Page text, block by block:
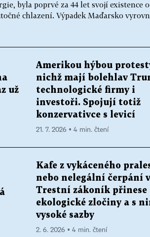
byla poprvé za 44 let svojí existence
chlazení. Výpadek Maďarsko
už
Amerikou hýbou
nichž mají bolehlav
technologické firmy i
investoři. Spojují totiž
konzervativce s levicí
21. 7. 2026 ▪ 4 min. čtení
Kafe z vykáceného
nebo nelegální čerpání
Trestní zákoník přinese
ekologické zločiny a s
vysoké sazby
2. 6. 2026 ▪ 4 min. čtení